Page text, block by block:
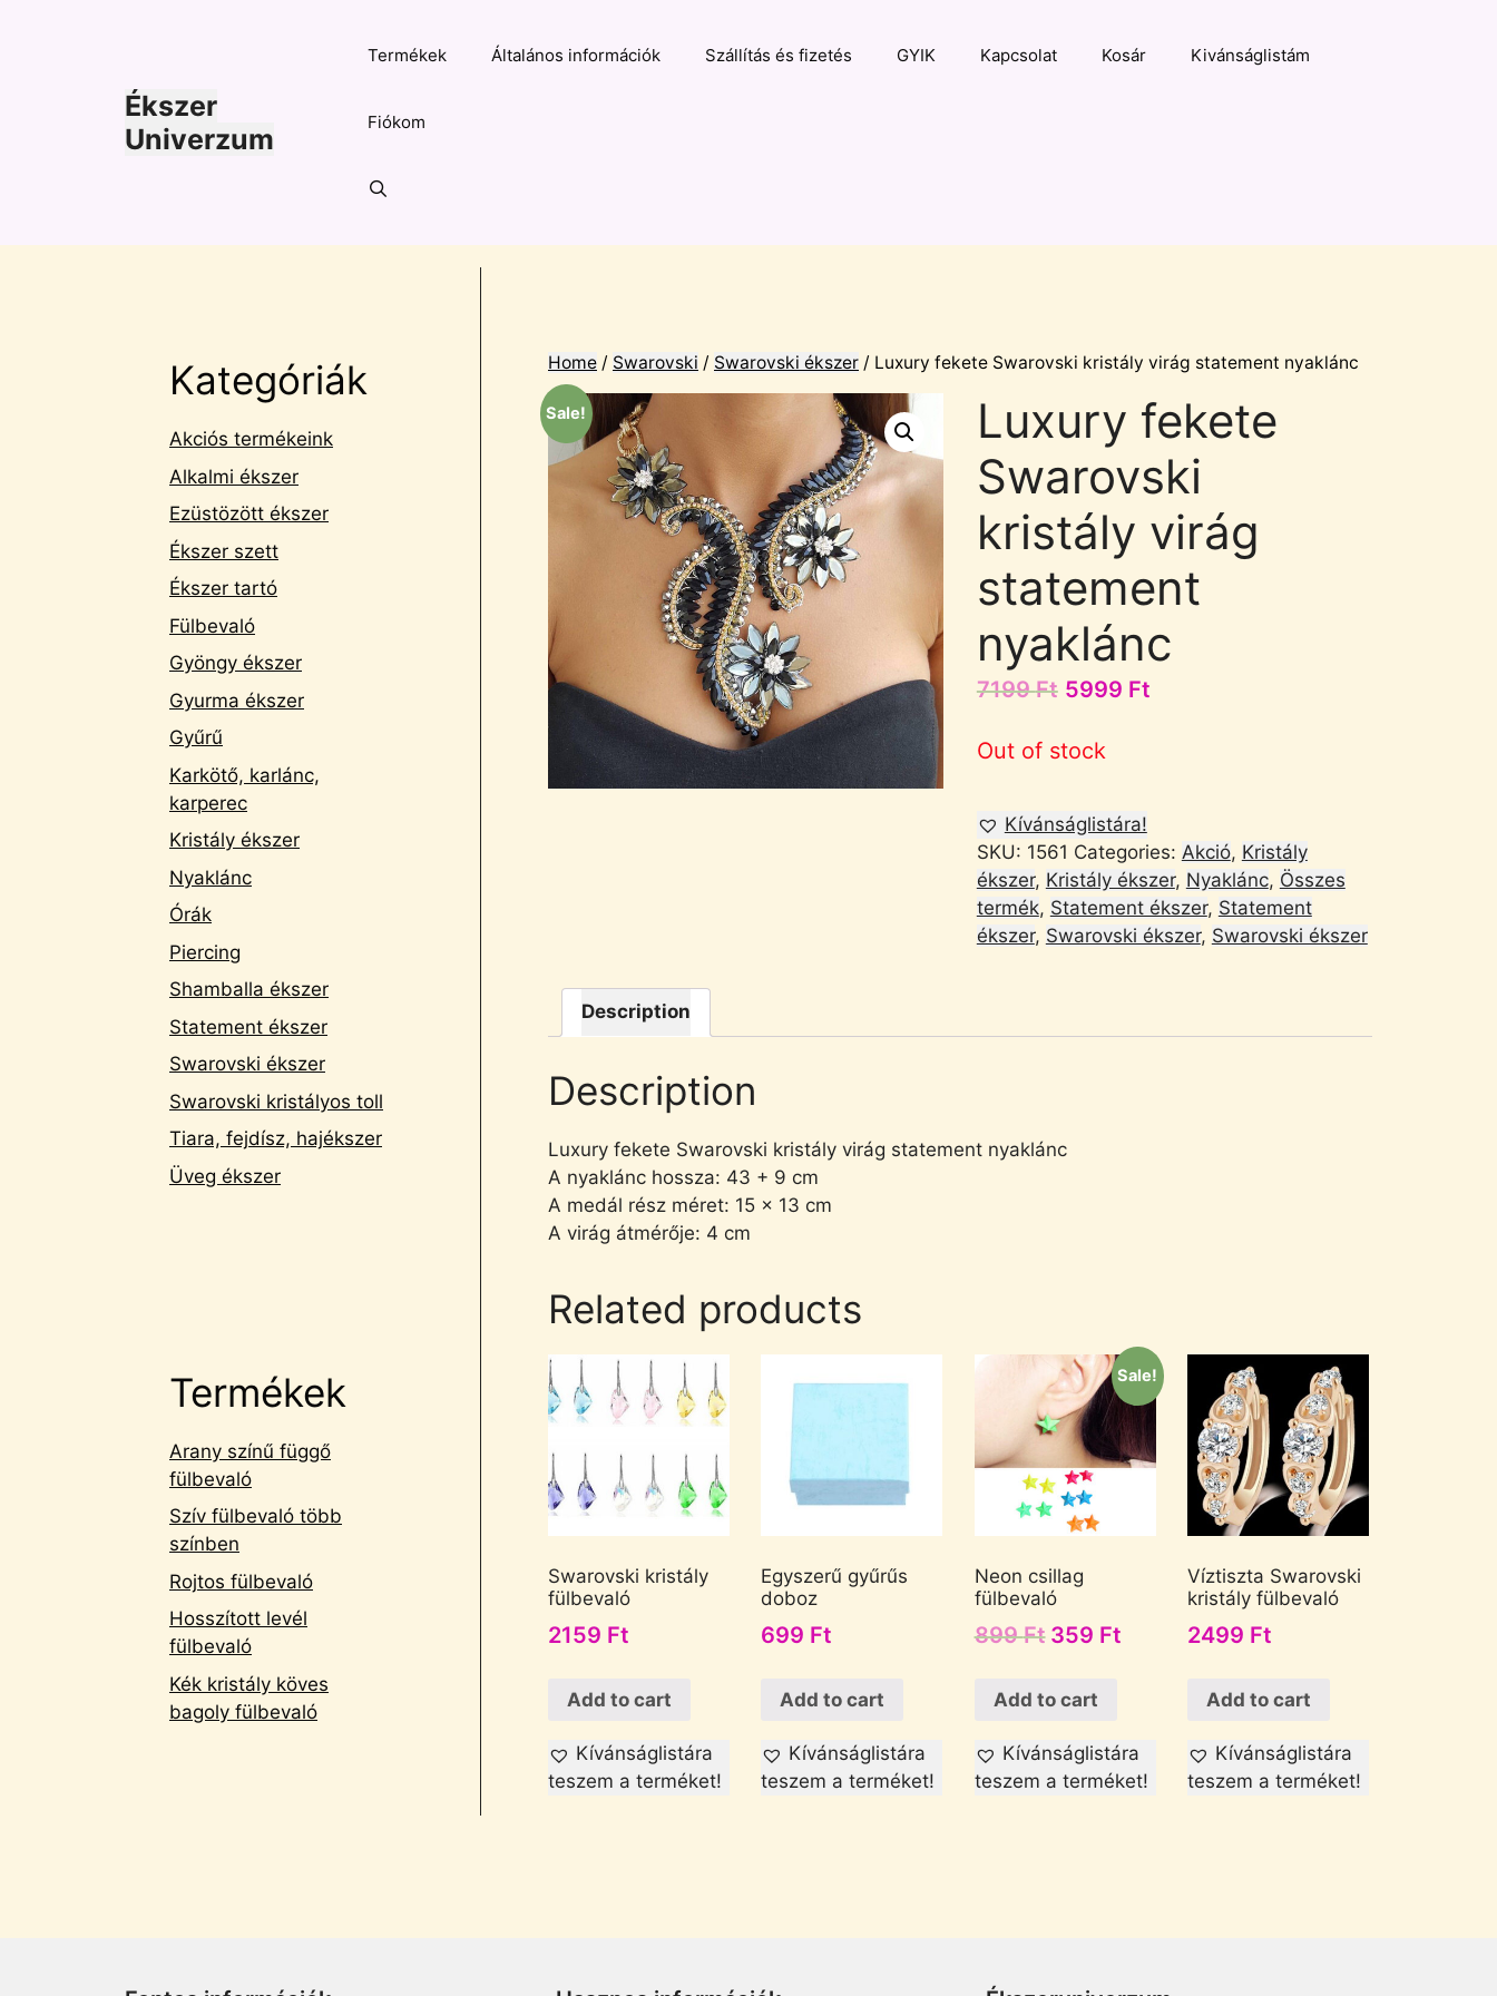
Ékszer
Univerzum
Termékek Általános információk Szállítás és fizetés GYIK Kapcsolat Kosár Kivánságlistám
Fiókom
Home / Swarovski / Swarovski ékszer / Luxury fekete Swarovski kristály virág statement nyaklánc
Sale!
Luxury fekete
Swarovski
kristály virág
statement
nyaklánc
7199Ft 5999 Ft
Out of stock
Kívánságlistára!
SKU: 1561 Categories: Akció, Kristály
ékszer, Kristály ékszer, Nyaklánc, Összes
termék, Statement ékszer, Statement
ékszer, Swarovski ékszer, Swarovski ékszer
Description
Description
Luxury fekete Swarovski kristály virág statement nyaklánc
A nyaklánc hossza: 43 + 9 cm
A medál rész méret: 15 x 13 cm
A virág átmérője: 4 cm
Related products
Swarovski kristály
fülbevaló
2159 Ft
Add to cart
Kívánságlistára
teszem a terméket!
Egyszerű gyűrűs
doboz
699 Ft
Add to cart
Kívánságlistára
teszem a terméket!
Sale!
Neon csillag
fülbevaló
899Ft 359 Ft
Add to cart
Kívánságlistára
teszem a terméket!
Víztiszta Swarovski
kristály fülbevaló
2499 Ft
Add to cart
Kívánságlistára
teszem a terméket!
Kategóriák
Akciós termékeink
Alkalmi ékszer
Ezüstözött ékszer
Ékszer szett
Ékszer tartó
Fülbevaló
Gyöngy ékszer
Gyurma ékszer
Gyűrű
Karkötő, karlánc,
karperec
Kristály ékszer
Nyaklánc
Órák
Piercing
Shamballa ékszer
Statement ékszer
Swarovski ékszer
Swarovski kristályos toll
Tiara, fejdísz, hajékszer
Üveg ékszer
Termékek
Arany színű függő
fülbevaló
Szív fülbevaló több
színben
Rojtos fülbevaló
Hosszított levél
fülbevaló
Kék kristály köves
bagoly fülbevaló